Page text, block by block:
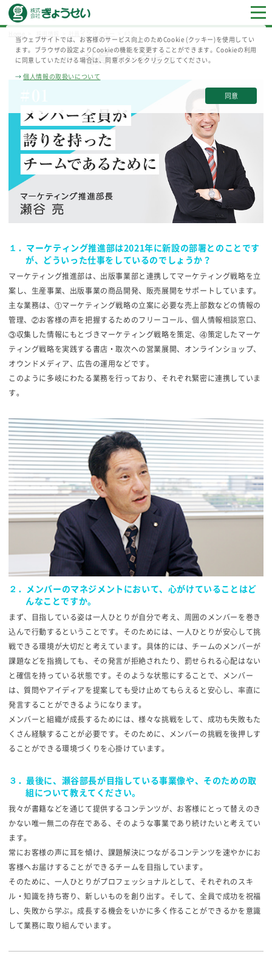
当ウェブサイトでは、お客様のサービス向上のためCookie (クッキー)を使用してい
ます。ブラウザの設定よりCookieの機能を変更することができます。Cookieの利用
に同意していただける場合は、同意ボタンをクリックしてください。
→個人情報の取扱いについて
同意
社員インタビュー
１．マーケティング推進部は2021年に新設の部署とのことです
が、 どういった仕事をしているのでしょうか？
マーケティング推進部は、出版事業部と連携してマーケティング戦略を立
案し、生産事業、出版事業の商品開発、販売展開をサポートしています。
主な業務は、①マーケティング戦略の立案に必要な売上部数などの情報の
管理、②お客様の声を把握するためのフリーコール、個人情報相談窓口、
③収集した情報にもとづきマーケティング戦略を策定、④策定したマーケ
ティング戦略を実践する書店・取次への営業展開、オンラインショップ、
オウンドメディア、広告の運用などです。
このように多岐にわたる業務を行っており、それぞれ緊密に連携していま
す。
２．メンバーのマネジメントにおいて、心がけていることはど
んなことですか。
まず、目指している姿は一人ひとりが自分で考え、周囲のメンバーを巻き
込んで行動するということです。そのためには、一人ひとりが安心して挑
戦できる環境が大切だと考えています。具体的には、チームのメンバーが
課題などを指摘しても、その発言が拒絶されたり、罰せられる心配はない
と確信を持っている状態です。そのような状態にすることで、メンバー
は、質問やアイディアを提案しても受け止めてもらえると安心し、率直に
発言することができるようになります。
メンバーと組織が成長するためには、様々な挑戦をして、成功も失敗もた
くさん経験することが必要です。そのために、メンバーの挑戦を後押しす
ることができる環境づくりを心掛けています。
３．最後に、瀬谷部長が目指している事業像や、そのための取
組について教えてください。
我々が書籍などを通じて提供するコンテンツが、お客様にとって替えのき
かない唯一無二の存在である、そのような事業であり続けたいと考えてい
ます。
常にお客様の声に耳を傾け、課題解決につながるコンテンツを速やかにお
客様へお届けすることができるチームを目指しています。
そのために、一人ひとりがプロフェッショナルとして、それぞれのスキ
ル・知識を持ち寄り、新しいものを創り出す。そして、全員で成功を祝福
し、失敗から学ぶ。成長する機会をいかに多く作ることができるかを意識
して業務に取り組んでいます。